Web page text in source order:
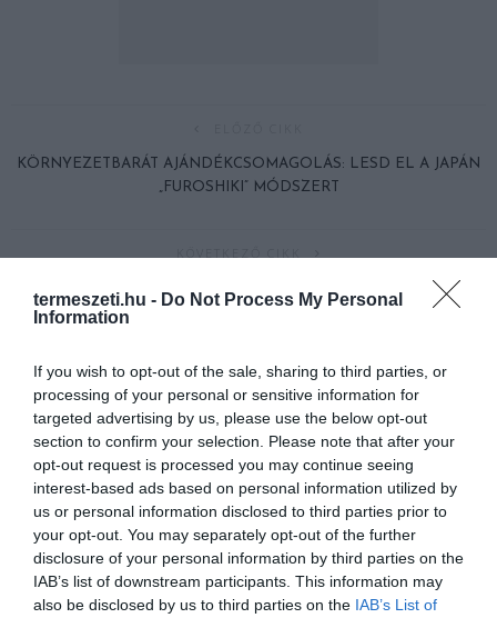
termeszeti.hu - Do Not Process My Personal
Information
If you wish to opt-out of the sale, sharing to third parties, or
processing of your personal or sensitive information for
targeted advertising by us, please use the below opt-out
section to confirm your selection. Please note that after your
opt-out request is processed you may continue seeing
interest-based ads based on personal information utilized by
us or personal information disclosed to third parties prior to
your opt-out. You may separately opt-out of the further
disclosure of your personal information by third parties on the
IAB’s list of downstream participants. This information may
also be disclosed by us to third parties on the IAB’s List of
KÖRNYEZETBARÁT AJÁNDÉKCSOMAGOLÁS: LESD EL A JAPÁN
„FUROSHIKI” MÓDSZERT
FÁJDALMAS TÖRTÉNET LAPUL A VILÁG LEGNÉPSZERŰBB
KARÁCSONYI DALA MÖGÖTT
HASONLÓ ÉRDEKESSÉGEK